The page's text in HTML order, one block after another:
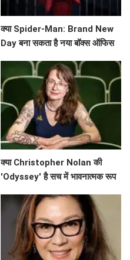
क्या Spider-Man: Brand New
Day बना सकता है नया बॉक्स ऑफिस
क्या Christopher Nolan की
'Odyssey' है सच में भावनात्मक रूप
समीक्षा